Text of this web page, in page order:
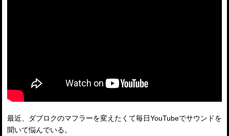
最近、ダブロクのマフラーを変えたくて毎日YouTubeでサウンドを
聞いて悩んでいる。